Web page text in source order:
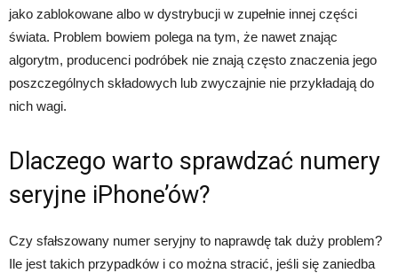
jako zablokowane albo w dystrybucji w zupełnie innej części
świata. Problem bowiem polega na tym, że nawet znając
algorytm, producenci podróbek nie znają często znaczenia jego
poszczególnych składowych lub zwyczajnie nie przykładają do
nich wagi.
Dlaczego warto sprawdzać numery
seryjne iPhone’ów?
Czy sfałszowany numer seryjny to naprawdę tak duży problem?
Ile jest takich przypadków i co można stracić, jeśli się zaniedba